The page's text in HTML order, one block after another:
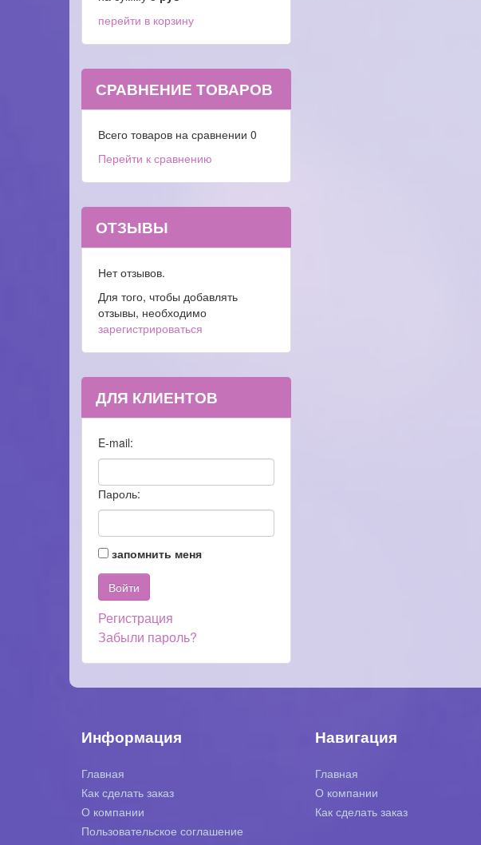
перейти в корзину
СРАВНЕНИЕ ТОВАРОВ
Всего товаров на сравнении 0
Перейти к сравнению
ОТЗЫВЫ
Нет отзывов.
Для того, чтобы добавлять
отзывы, необходимо
зарегистрироваться
ДЛЯ КЛИЕНТОВ
E-mail:
Пароль:
запомнить меня
Регистрация
Забыли пароль?
Информация
Главная
Как сделать заказ
О компании
Пользовательское соглашение
Навигация
Главная
О компании
Как сделать заказ